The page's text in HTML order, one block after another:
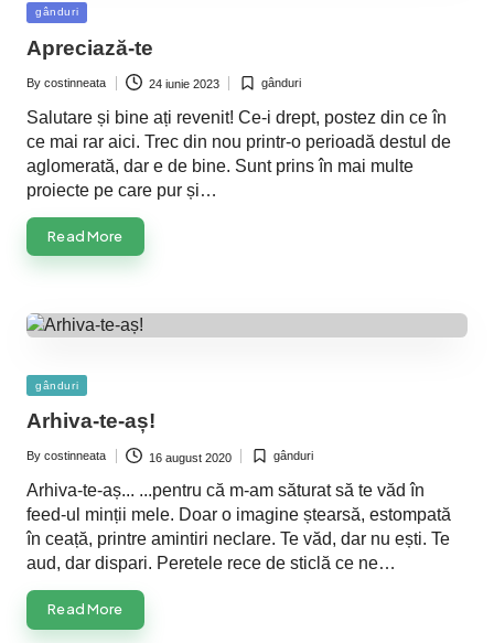
Posted
in
gânduri
Apreciază-te
Posted
By costinneata 24 iunie 2023
Postedgânduri
Salutare și bine ați revenit! Ce-i drept, postez din ce în
ce mai rar aici. Trec din nou printr-o perioadă destul de
aglomerată, dar e de bine. Sunt prins în mai multe
proiecte pe care pur și…
Read More
Posted
gânduri
Arhiva-te-aș!
Posted
By costinneata 16 august 2020
Postedgânduri
Arhiva-te-aș... ...pentru că m-am săturat să te văd în
feed-ul minții mele. Doar o imagine ștearsă, estompată
în ceață, printre amintiri neclare. Te văd, dar nu ești. Te
aud, dar dispari. Peretele rece de sticlă ce ne…
Read More